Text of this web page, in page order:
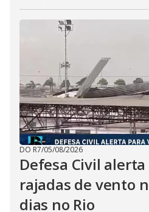
DO R7/05/08/2026
Defesa Civil
rajadas de vento
dias no Rio